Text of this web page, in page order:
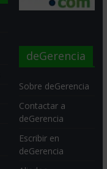
deGerencia
Sobre deGerencia
Contactar a
deGerencia
Escribir en
deGerencia